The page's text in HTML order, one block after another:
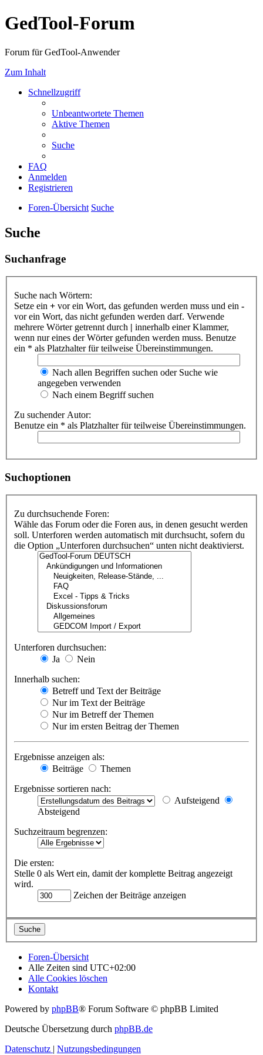
GedTool-Forum
Forum für GedTool-Anwender
Zum Inhalt
Schnellzugriff
Unbeantwortete Themen
Aktive Themen
Suche
FAQ
Anmelden
Registrieren
Foren-Übersicht Suche
Suche
Suchanfrage
Suche nach Wörtern:
Setze ein + vor ein Wort, das gefunden werden muss und ein -
vor ein Wort, das nicht gefunden werden darf. Verwende
mehrere Wörter getrennt durch | innerhalb einer Klammer,
wenn nur eines der Wörter gefunden werden muss. Benutze
ein * als Platzhalter für teilweise Übereinstimmungen.
Nach allen Begriffen suchen oder Suche wie
angegeben verwenden
Nach einem Begriff suchen
Zu suchender Autor:
Benutze ein * als Platzhalter für teilweise Übereinstimmungen.
Suchoptionen
Zu durchsuchende Foren:
Wähle das Forum oder die Foren aus, in denen gesucht werden
soll. Unterforen werden automatisch mit durchsucht, sofern du
die Option „Unterforen durchsuchen“ unten nicht deaktivierst.
Unterforen durchsuchen:
Ja
Nein
Innerhalb suchen:
Betreff und Text der Beiträge
Nur im Text der Beiträge
Nur im Betreff der Themen
Nur im ersten Beitrag der Themen
Ergebnisse anzeigen als:
Beiträge
Themen
Ergebnisse sortieren nach:
Aufsteigend
Absteigend
Suchzeitraum begrenzen:
Die ersten:
Stelle 0 als Wert ein, damit der komplette Beitrag angezeigt
wird.
Zeichen der Beiträge anzeigen
Foren-Übersicht
Alle Zeiten sind UTC+02:00
Alle Cookies löschen
Kontakt
Powered by phpBB® Forum Software © phpBB Limited
Deutsche Übersetzung durch phpBB.de
Datenschutz | Nutzungsbedingungen